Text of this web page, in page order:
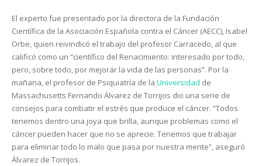
El experto fue presentado por la directora de la Fundación
Científica de la Asociación Española contra el Cáncer (AECC), Isabel
Orbe, quien reivindicó el trabajo del profesor Carracedo, al que
calificó como un “científico del Renacimiento: interesado por todo,
pero, sobre todo, por mejorar la vida de las personas”. Por la
mañana, el profesor de Psiquiatría de la Universidad de
Massachusetts Fernando Álvarez de Torrijos dio una serie de
consejos para combatir el estrés que produce el cáncer. “Todos
tenemos dentro una joya que brilla, aunque problemas como el
cáncer pueden hacer que no se aprecie. Tenemos que trabajar
para eliminar todo lo malo que pasa por nuestra mente”, aseguró
Álvarez de Torrijos.